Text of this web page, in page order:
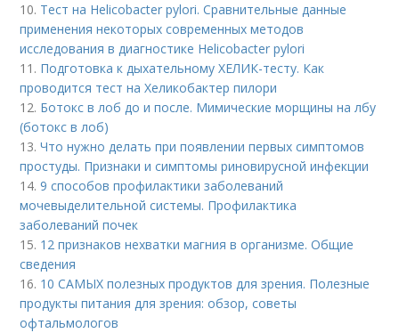
10. Тест на Helicobacter pylori. Сравнительные данные
применения некоторых современных методов
исследования в диагностике Helicobacter pylori
11. Подготовка к дыхательному ХЕЛИК-тесту. Как
проводится тест на Хеликобактер пилори
12. Ботокс в лоб до и после. Мимические морщины на лбу
(ботокс в лоб)
13.Что нужно делать при появлении первых симптомов
простуды. Признаки и симптомы риновирусной инфекции
14.9 способов профилактики заболеваний
мочевыделительной системы. Профилактика
заболеваний почек
15. 12 признаков нехватки магния в организме. Общие
сведения
16. 10 САМЫХ полезных продуктов для зрения. Полезные
продукты питания для зрения: обзор, советы
офтальмологов